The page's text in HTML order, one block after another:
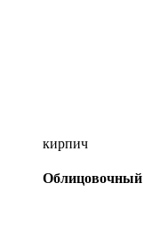
кирпич
Облицовочный